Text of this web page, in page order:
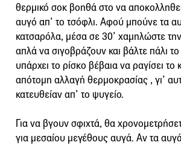
θερμικό σοκ βοηθά στο να
αυγό απ’ το τσόφλι. Αφού μπούνε τα
κατσαρόλα, μέσα σε 30’ χαμηλώστε
απλά να σιγοβράζουν και βάλτε πάλι
υπάρχει το ρίσκο βέβαια να ραγίσει
απότομη αλλαγή θερμοκρασίας , γι’
κατευθείαν απ’ το ψυγείο.
Για να βγουν σφιχτά, θα
για μεσαίου μεγέθους αυγά. Αν τα